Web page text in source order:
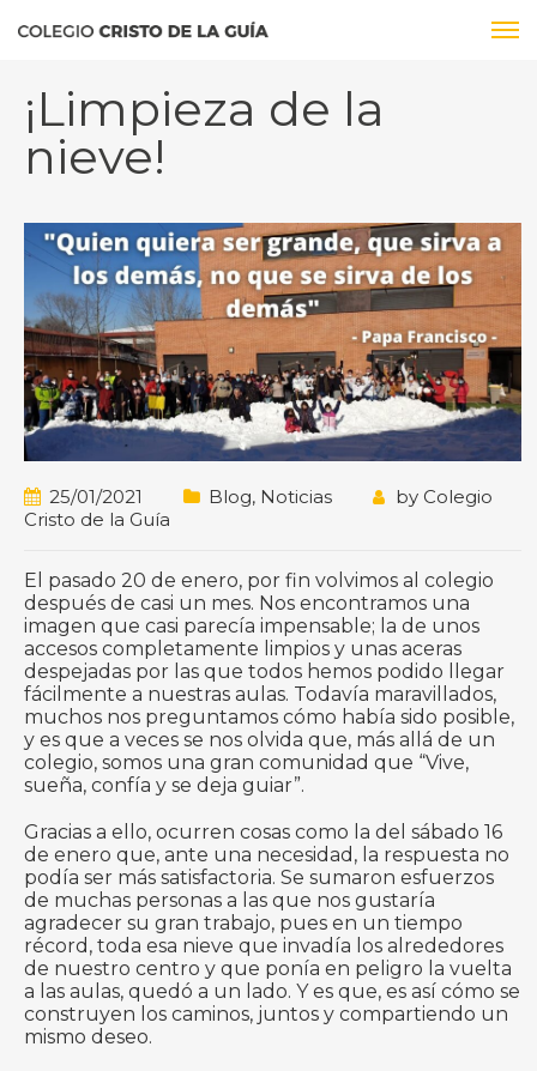
¡Limpieza de la
nieve!
25/01/2021 Blog, Noticias by Colegio
Cristo de la Guía
El pasado 20 de enero, por fin volvimos al colegio
después de casi un mes. Nos encontramos una
imagen que casi parecía impensable; la de unos
accesos completamente limpios y unas aceras
despejadas por las que todos hemos podido llegar
fácilmente a nuestras aulas. Todavía maravillados,
muchos nos preguntamos cómo había sido posible,
y es que a veces se nos olvida que, más allá de un
colegio, somos una gran comunidad que “Vive,
sueña, confía y se deja guiar”.
Gracias a ello, ocurren cosas como la del sábado 16
de enero que, ante una necesidad, la respuesta no
podía ser más satisfactoria. Se sumaron esfuerzos
de muchas personas a las que nos gustaría
agradecer su gran trabajo, pues en un tiempo
récord, toda esa nieve que invadía los alrededores
de nuestro centro y que ponía en peligro la vuelta
a las aulas, quedó a un lado. Y es que, es así cómo se
construyen los caminos, juntos y compartiendo un
mismo deseo.